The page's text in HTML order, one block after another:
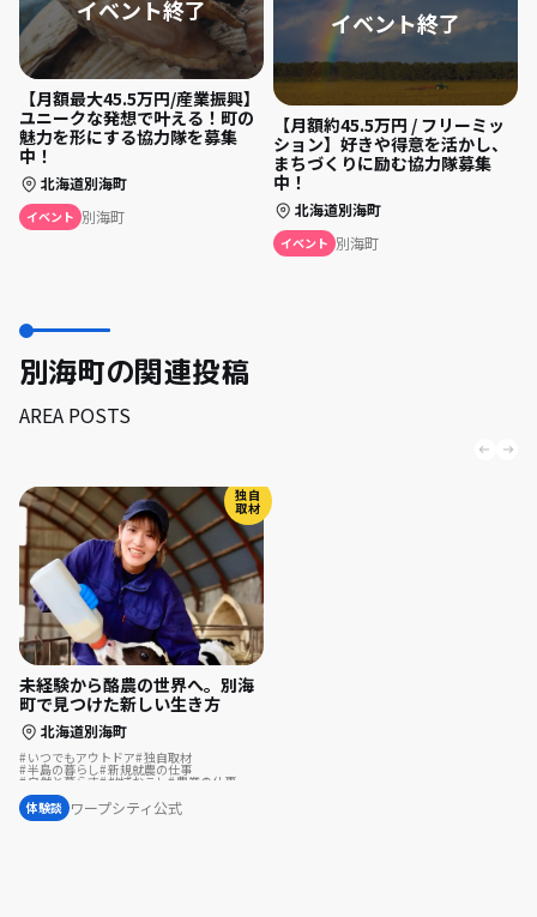
【月額最大45.5万円/産業振興】
ユニークな発想で叶える！町の
魅力を形にする協力隊を募集
中！
北海道別海町
イベント 別海町
【月額約45.5万円 / フリーミッ
ション】好きや得意を活かし、
まちづくりに励む協力隊募集
中！
北海道別海町
イベント 別海町
別海町の関連投稿
AREA POSTS
独自
取材
未経験から酪農の世界へ。別海
町で見つけた新しい生き方
北海道別海町
いつでもアウトドア 独自取材
半島の暮らし 新規就農の仕事
自然と暮らす 地域おこし 農業の仕事
地域おこし協力隊
漁師の仕事 酪農の仕事
体験談 ワープシティ公式